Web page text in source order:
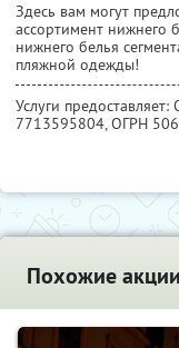
Здесь вам могут
ассортимент нижнего
нижнего белья
пляжной одежды!
Услуги
7713595804, ОГРН
Похожие